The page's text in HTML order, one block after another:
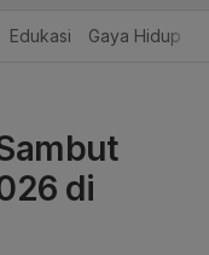
Edukasi Gaya Hidup
di